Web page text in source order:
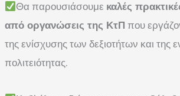
Θα παρουσιάσουμε καλές
από οργανώσεις της ΚτΠ που
της ενίσχυσης των δεξιοτήτων και της
πολιτειότητας.